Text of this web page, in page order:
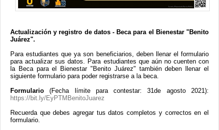
Actualización y registro de datos - Beca para el Bienestar "Benito
Juárez".
Para estudiantes que ya son beneficiarios, deben llenar el formulario
para actualizar sus datos. Para estudiantes que aún no cuenten con
la Beca para el Bienestar "Benito Juárez" también deben llenar el
siguiente formulario para poder registrarse a la beca.
Formulario (Fecha límite para contestar: 31de agosto 2021):
https://bit.ly/EyPTMBenitoJuarez
Recuerda que debes agregar tus datos completos y correctos en el
formulario.